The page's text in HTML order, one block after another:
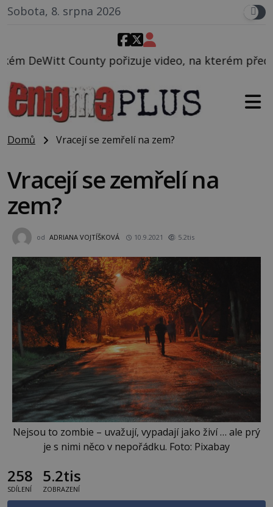
Sobota, 8. srpna 2026
video, na kterém před jeho vozem po cestě
Domů Vracejí se zemřelí na zem?
Vracejí se zemřelí na
zem?
od ADRIANA VOJTÍŠKOVÁ 10.9.2021 5.2tis
Nejsou to zombie – uvažují, vypadají jako živí … ale prý
je s nimi něco v nepořádku. Foto: Pixabay
258
SDÍLENÍ
5.2tis
ZOBRAZENÍ